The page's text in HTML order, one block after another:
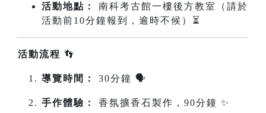
活動地點：
南科考古館一樓後方教室（請於
活動前10分鐘報到，逾時不候）⏳
活動流程 👣
導覽時間： 30分鐘 🗣️
手作體驗： 香氛擴香石製作，90分鐘 ✨